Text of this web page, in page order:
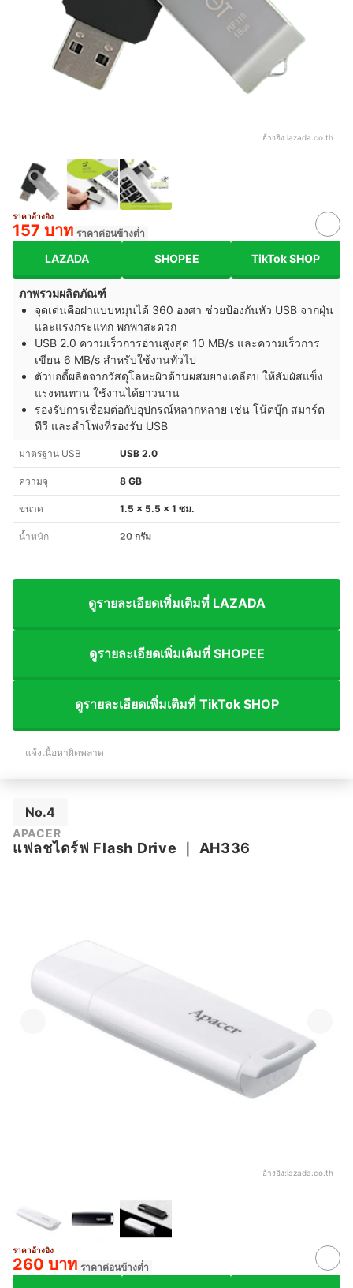
อ้างอิง:lazada.co.th
ราคาอ้างอิง
157 บาท ราคาค่อนข้างต่ำ
LAZADA SHOPEE TikTok SHOP
ภาพรวมผลิตภัณฑ์
จุดเด่นคือฝาแบบหมุนได้ 360 องศา ช่วยป้องกันหัว USB จากฝุ่น
และแรงกระแทก พกพาสะดวก
USB 2.0 ความเร็วการอ่านสูงสุด 10 MB/s และความเร็วการ
เขียน 6 MB/s สำหรับใช้งานทั่วไป
ตัวบอดี้ผลิตจากวัสดุโลหะผิวด้านผสมยางเคลือบ ให้สัมผัสแข็ง
แรงทนทาน ใช้งานได้ยาวนาน
รองรับการเชื่อมต่อกับอุปกรณ์หลากหลาย เช่น โน้ตบุ๊ก สมาร์ต
ทีวี และลำโพงที่รองรับ USB
มาตรฐาน USB USB 2.0
ความจุ 8 GB
ขนาด 1.5 x 5.5 x 1 ซม.
น้ำหนัก 20 กรัม
ดูรายละเอียดเพิ่มเติมที่ LAZADA
ดูรายละเอียดเพิ่มเติมที่ SHOPEE
ดูรายละเอียดเพิ่มเติมที่ TikTok SHOP
แจ้งเนื้อหาผิดพลาด
No.4
APACER
แฟลชไดร์ฟ Flash Drive AH336
อ้างอิง:lazada.co.th
ราคาอ้างอิง
260 บาท ราคาค่อนข้างต่ำ